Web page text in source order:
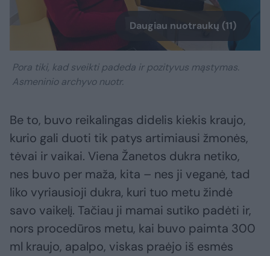
Daugiau nuotraukų (11)
Pora tiki, kad sveikti padeda ir pozityvus mąstymas.
Asmeninio archyvo nuotr.
Be to, buvo reikalingas didelis kiekis kraujo,
kurio gali duoti tik patys artimiausi žmonės,
tėvai ir vaikai. Viena Žanetos dukra netiko,
nes buvo per maža, kita – nes ji veganė, tad
liko vyriausioji dukra, kuri tuo metu žindė
savo vaikelį. Tačiau ji mamai sutiko padėti ir,
nors procedūros metu, kai buvo paimta 300
ml kraujo, apalpo, viskas praėjo iš esmės